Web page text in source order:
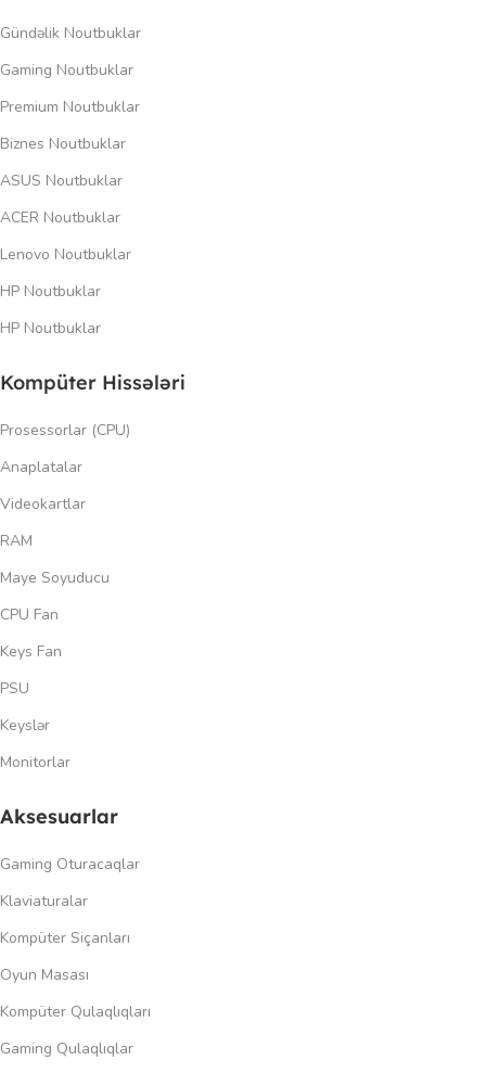
Gündəlik Noutbuklar
Gaming Noutbuklar
Premium Noutbuklar
Biznes Noutbuklar
ASUS Noutbuklar
ACER Noutbuklar
Lenovo Noutbuklar
HP Noutbuklar
HP Noutbuklar
Kompüter Hissələri
Prosessorlar (CPU)
Anaplatalar
Videokartlar
RAM
Maye Soyuducu
CPU Fan
Keys Fan
PSU
Keyslər
Monitorlar
Aksesuarlar
Gaming Oturacaqlar
Klaviaturalar
Kompüter Siçanları
Oyun Masası
Kompüter Qulaqlıqları
Gaming Qulaqlıqlar